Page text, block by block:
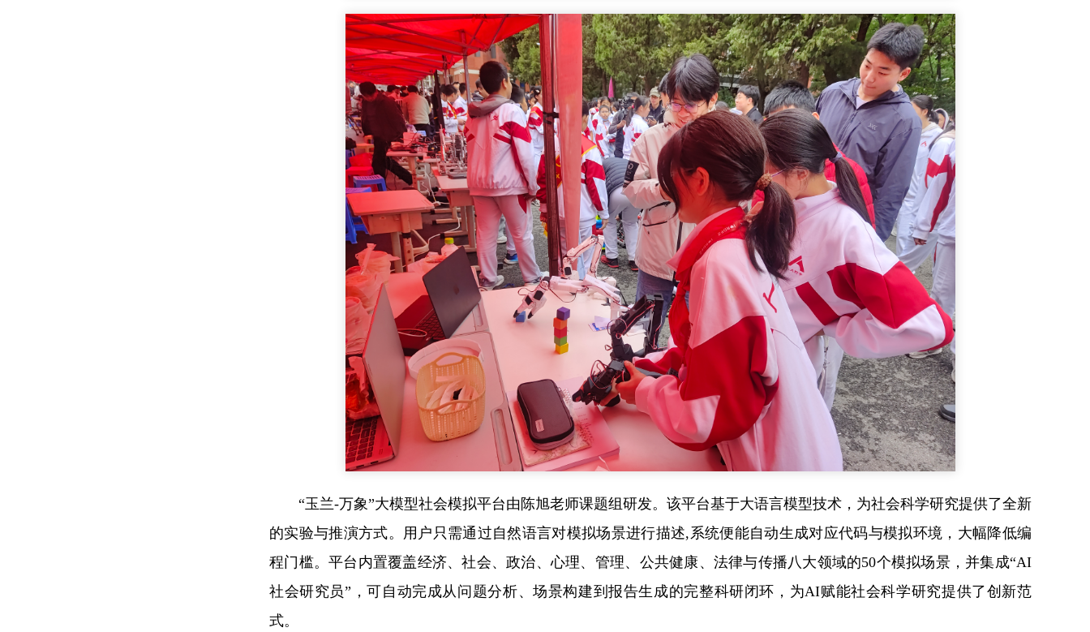
“玉兰-万象”大模型社会模拟平台由陈旭老师课题组研发。该平台基于大语言模型技术，为社会科学研究提供了全新
的实验与推演方式。用户只需通过自然语言对模拟场景进行描述,系统便能自动生成对应代码与模拟环境，大幅降低编
程门槛。平台内置覆盖经济、社会、政治、心理、管理、公共健康、法律与传播八大领域的50个模拟场景，并集成“AI
社会研究员”，可自动完成从问题分析、场景构建到报告生成的完整科研闭环，为AI赋能社会科学研究提供了创新范
式。